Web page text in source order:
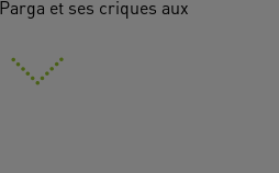
et ses criques aux